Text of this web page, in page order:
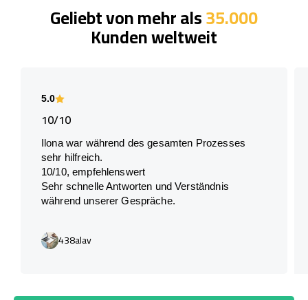
Geliebt von mehr als35.000
Kunden weltweit
5.0
10/10
Ilona war während des gesamten Prozesses
sehr hilfreich.
10/10, empfehlenswert
Sehr schnelle Antworten und Verständnis
während unserer Gespräche.
438alav